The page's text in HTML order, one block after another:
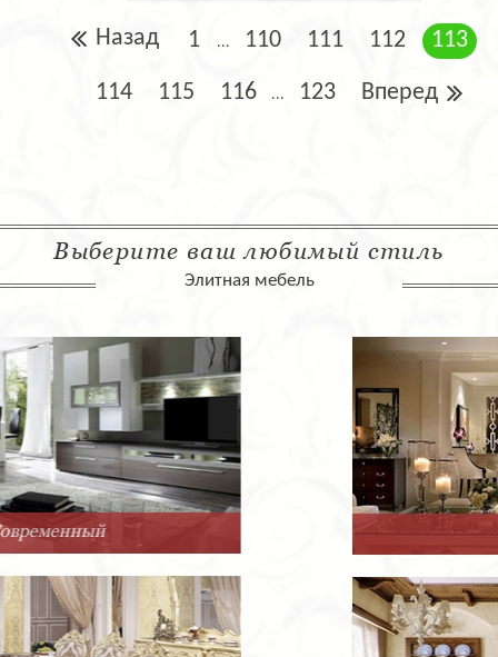
Назад 1 ... 110 111 112 113
114 115 116 ... 123 Вперед
Выберите ваш любимый стиль
Элитная мебель